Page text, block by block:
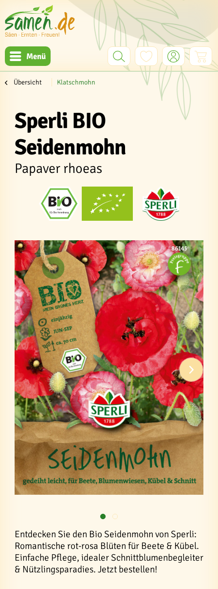
Menü
Übersicht Klatschmohn
Sperli BIO
Seidenmohn
Papaver rhoeas
Entdecken Sie den Bio Seidenmohn von Sperli:
Romantische rot-rosa Blüten für Beete & Kübel.
Einfache Pflege, idealer Schnittblumenbegleiter
& Nützlingsparadies. Jetzt bestellen!